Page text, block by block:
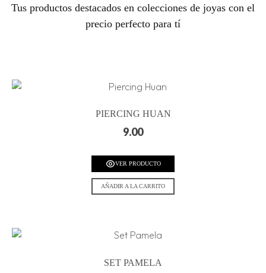
Tus productos destacados en colecciones de joyas con el
precio perfecto para tí
PIERCING HUAN
9.00
VER PRODUCTO
AÑADIR A LA CARRITO
SET PAMELA